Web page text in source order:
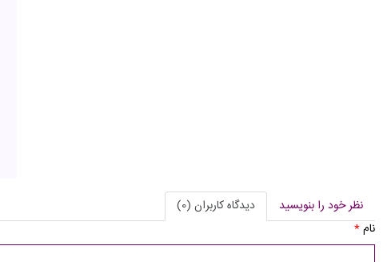
نظر خود را بنویسید
دیدگاه کاربران (0)
نام*